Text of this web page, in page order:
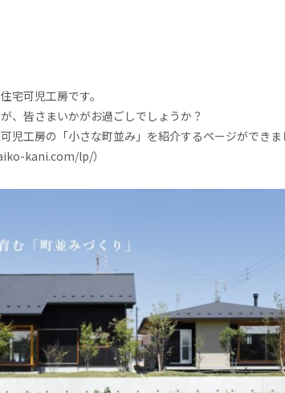
宅可児工房です。
、皆さまいかがお過ごしでしょうか？
児工房の「小さな町並み」を紹介するページができま
kani.com/lp/）